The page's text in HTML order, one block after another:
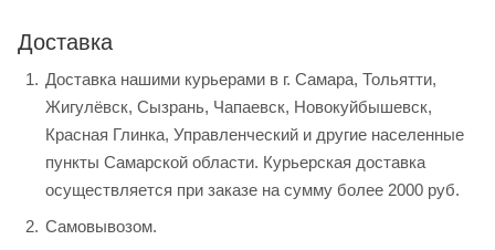
Доставка
Доставка нашими курьерами в г. Самара, Тольятти,
Жигулёвск, Сызрань, Чапаевск, Новокуйбышевск,
Красная Глинка, Управленческий и другие населенные
пункты Самарской области. Курьерская доставка
осуществляется при заказе на сумму более 2000 руб.
Самовывозом.